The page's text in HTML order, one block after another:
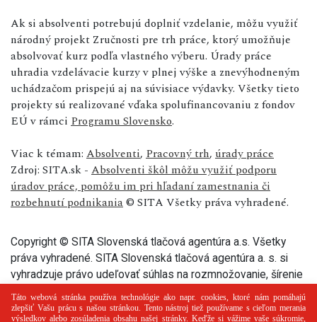
Ak si absolventi potrebujú doplniť vzdelanie, môžu využiť
národný projekt Zručnosti pre trh práce, ktorý umožňuje
absolvovať kurz podľa vlastného výberu. Úrady práce
uhradia vzdelávacie kurzy v plnej výške a znevýhodneným
uchádzačom prispejú aj na súvisiace výdavky. Všetky tieto
projekty sú realizované vďaka spolufinancovaniu z fondov
EÚ v rámci Programu Slovensko.
Viac k témam: Absolventi, Pracovný trh, úrady práce
Zdroj: SITA.sk - Absolventi škôl môžu využiť podporu
úradov práce, pomôžu im pri hľadaní zamestnania či
rozbehnutí podnikania© SITA Všetky práva vyhradené.
Copyright © SITA Slovenská tlačová agentúra a.s. Všetky
práva vyhradené. SITA Slovenská tlačová agentúra a. s. si
vyhradzuje právo udeľovať súhlas na rozmnožovanie, šírenie